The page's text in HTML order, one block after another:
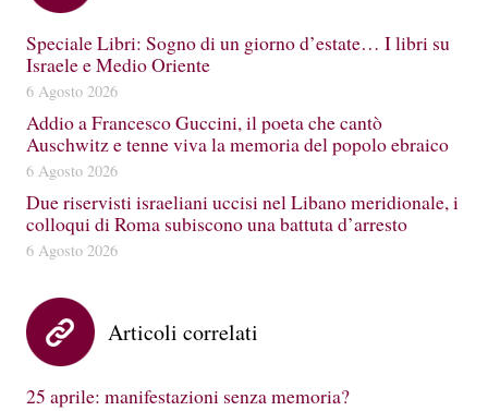
Speciale Libri: Sogno di un giorno d’estate… I libri su
Israele e Medio Oriente
6 Agosto 2026
Addio a Francesco Guccini, il poeta che cantò
Auschwitz e tenne viva la memoria del popolo ebraico
6 Agosto 2026
Due riservisti israeliani uccisi nel Libano meridionale, i
colloqui di Roma subiscono una battuta d’arresto
6 Agosto 2026
Articoli correlati
25 aprile: manifestazioni senza memoria?